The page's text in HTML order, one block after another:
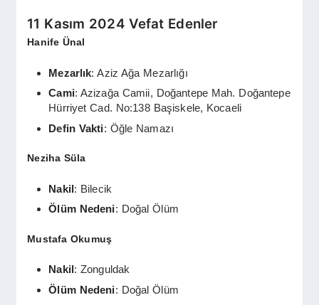
YAŞAM
11 Kasım 2024 Vefat Edenler
Hanife Ünal
Mezarlık: Aziz Ağa Mezarlığı
Cami: Azizağa Camii, Doğantepe Mah. Doğantepe
Hürriyet Cad. No:138 Başiskele, Kocaeli
Defin Vakti: Öğle Namazı
Neziha Süla
Nakil: Bilecik
Ölüm Nedeni: Doğal Ölüm
Mustafa Okumuş
Nakil: Zonguldak
Ölüm Nedeni: Doğal Ölüm